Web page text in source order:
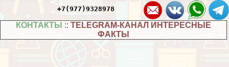
+7(977)9328978
КОНТАКТЫ :: TELEGRAM-КАНАЛ ИНТЕРЕСНЫЕ
ФАКТЫ